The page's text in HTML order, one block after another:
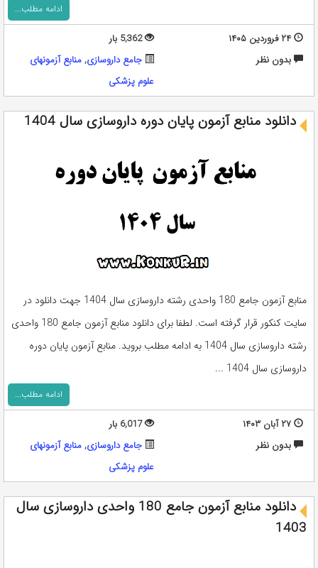
ادامه مطلب...
۲۴ فروردین ۱۴۰۵
5,362 بار
بدون نظر
جامع داروسازی,منابع آزمونهای
علوم پزشکی
دانلود منابع آزمون پایان دوره داروسازی سال 1404
منابع آزمون جامع 180 واحدی رشته داروسازی سال 1404 جهت دانلود در
سایت کنکور قرار گرفته است. لطفا برای دانلود منابع آزمون جامع 180 واحدی
رشته داروسازی سال 1404 به ادامه مطلب بروید. منابع آزمون پایان دوره
داروسازی سال 1404 ...
ادامه مطلب...
۲۷ آبان ۱۴۰۳
6,017 بار
بدون نظر
جامع داروسازی,منابع آزمونهای
علوم پزشکی
دانلود منابع آزمون جامع 180 واحدی داروسازی سال
1403